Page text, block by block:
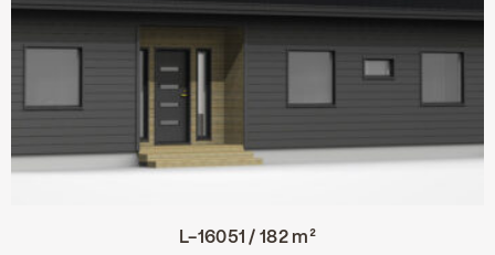
L-16051 / 182 m²